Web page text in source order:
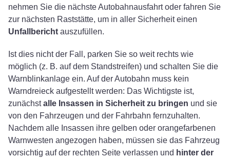
nehmen Sie die nächste Autobahnausfahrt oder fahren Sie
zur nächsten Raststätte, um in aller Sicherheit einen
Unfallbericht auszufüllen.
Ist dies nicht der Fall, parken Sie so weit rechts wie
möglich (z. B. auf dem Standstreifen) und schalten Sie die
Warnblinkanlage ein. Auf der Autobahn muss kein
Warndreieck aufgestellt werden: Das Wichtigste ist,
zunächstalle Insassen in Sicherheit zu bringen und sie
von den Fahrzeugen und der Fahrbahn fernzuhalten.
Nachdem alle Insassen ihre gelben oder orangefarbenen
Warnwesten angezogen haben, müssen sie das Fahrzeug
vorsichtig auf der rechten Seite verlassen und hinter der